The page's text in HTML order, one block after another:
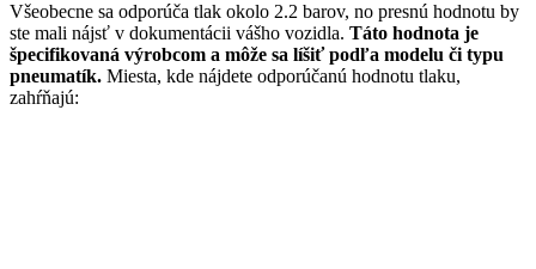
Všeobecne sa odporúča tlak okolo 2.2 barov, no presnú hodnotu by
ste mali nájsť v dokumentácii vášho vozidla. Táto hodnota je
špecifikovaná výrobcom a môže sa líšiť podľa modelu či typu
pneumatík. Miesta, kde nájdete odporúčanú hodnotu tlaku,
zahŕňajú: